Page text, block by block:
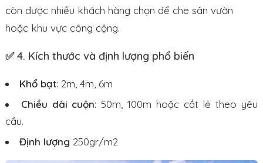
còn được nhiều khách hàng chọn để che sân vườn
hoặc khu vực công cộng.
✅4. Kích thước và định lượng phổ biến
Khổ bạt: 2m, 4m, 6m
Chiều dài cuộn: 50m, 100m hoặc cắt lẻ theo yêu
cầu.
Định lượng 250gr/m2